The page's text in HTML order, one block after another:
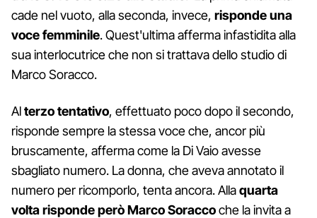
cade nel vuoto, alla seconda, invece, risponde una
voce femminile. Quest'ultima afferma infastidita alla
sua interlocutrice che non si trattava dello studio di
Marco Soracco.
Alterzo tentativo, effettuato poco dopo il secondo,
risponde sempre la stessa voce che, ancor più
bruscamente, afferma come la Di Vaio avesse
sbagliato numero. La donna, che aveva annotato il
numero per ricomporlo, tenta ancora. Allaquarta
voltarisponde però Marco Soraccoche la invita a